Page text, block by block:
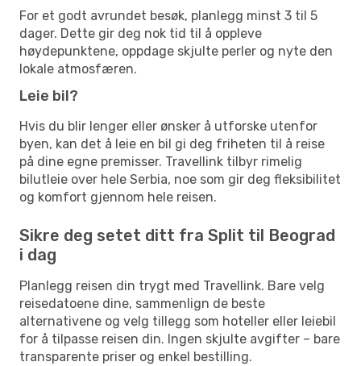
For et godt avrundet besøk, planlegg minst 3 til 5
dager. Dette gir deg nok tid til å oppleve
høydepunktene, oppdage skjulte perler og nyte den
lokale atmosfæren.
Leie bil?
Hvis du blir lenger eller ønsker å utforske utenfor
byen, kan det å leie en bil gi deg friheten til å reise
på dine egne premisser. Travellink tilbyr rimelig
bilutleie over hele Serbia, noe som gir deg fleksibilitet
og komfort gjennom hele reisen.
Sikre deg setet ditt fra Split til Beograd
i dag
Planlegg reisen din trygt med Travellink. Bare velg
reisedatoene dine, sammenlign de beste
alternativene og velg tillegg som hoteller eller leiebil
for å tilpasse reisen din. Ingen skjulte avgifter – bare
transparente priser og enkel bestilling.